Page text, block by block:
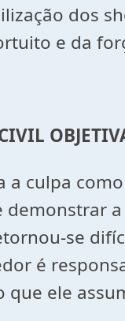
dos
e da
a culpa
se
é
que ele